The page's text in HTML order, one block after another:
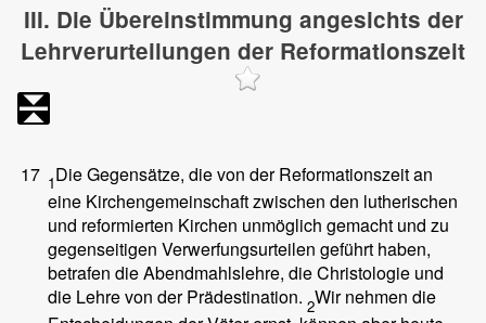
III. Die Übereinstimmung angesichts der
Lehrverurteilungen der Reformationszeit
17 1Die Gegensätze, die von der Reformationszeit an
eine Kirchengemeinschaft zwischen den lutherischen
und reformierten Kirchen unmöglich gemacht und zu
gegenseitigen Verwerfungsurteilen geführt haben,
betrafen die Abendmahlslehre, die Christologie und
die Lehre von der Prädestination. 2Wir nehmen die